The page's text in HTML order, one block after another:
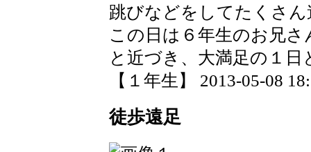
跳びなどをしてたくさ
この日は６年生のお兄
と近づき、大満足の１
【１年生】 2013-05-08
徒歩遠足